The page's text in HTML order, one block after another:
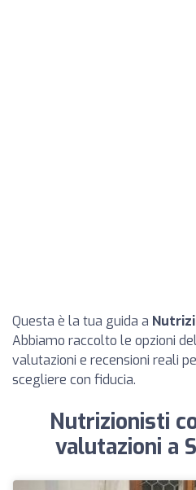
Questa è la tua guida a
Abbiamo raccolto le opzioni
valutazioni e recensioni reali
scegliere con fiducia.
Nutrizionisti
valutazioni a